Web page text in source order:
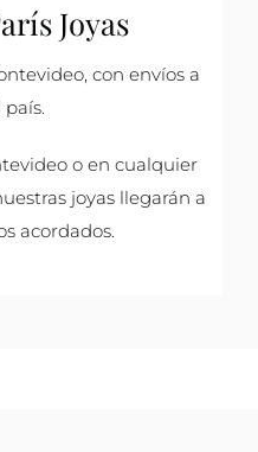
Joyas
con envíos a
o en cualquier
joyas llegarán a
acordados.